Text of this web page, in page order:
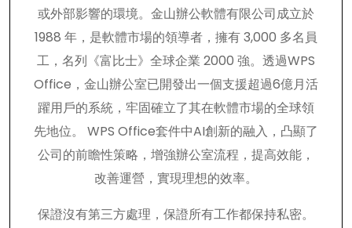
或外部影響的環境。金山辦公軟體有限公司成立於
1988 年，是軟體市場的領導者，擁有 3,000 多名員
工，名列《富比士》全球企業 2000 強。透過WPS
Office，金山辦公室已開發出一個支援超過6億月活
躍用戶的系統，牢固確立了其在軟體市場的全球領
先地位。 WPS Office套件中AI創新的融入，凸顯了
公司的前瞻性策略，增強辦公室流程，提高效能，
改善運營，實現理想的效率。
保證沒有第三方處理，保證所有工作都保持私密。